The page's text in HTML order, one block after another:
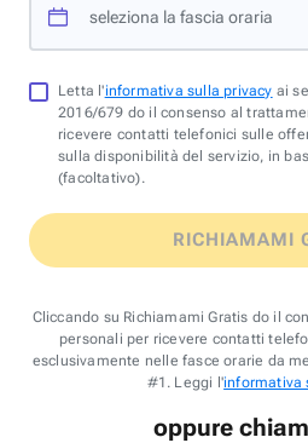
seleziona la fascia oraria
Letta l'informativa sulla privacy ai
2016/679 do il consenso al
ricevere contatti telefonici sulle
sulla disponibilità del servizio, in
(facoltativo).
RICHIAMAMI
Cliccando su Richiamami Gratis do il
personali per ricevere contatti
esclusivamente nelle fasce orarie da
#1. Leggi l'informativa
oppure